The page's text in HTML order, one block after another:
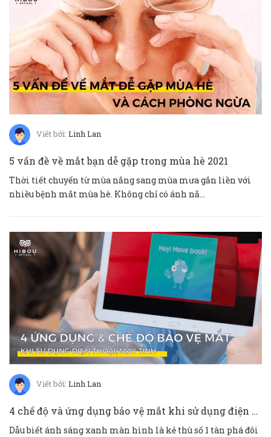
Viết bởi: Linh Lan
5 vấn đề về mắt bạn dễ gặp trong mùa hè 2021
Thời tiết chuyển từ mùa nắng sang mùa mưa gắn liền với
nhiều bệnh mắt mùa hè. Không chỉ có ánh nắ...
Viết bởi: Linh Lan
4 chế độ và ứng dụng bảo vệ mắt khi sử dụng điện thoại IOS và ANDROID
Dẫu biết ánh sáng xanh màn hình là kẻ thù số 1 tàn phá đôi